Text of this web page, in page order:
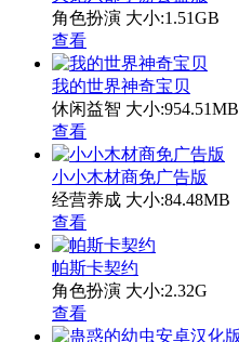
角色扮演 大小:1.51GB
查看
我的世界神奇宝贝
休闲益智 大小:954.51MB
查看
小小木材商免广告版
经营养成 大小:84.48MB
查看
帕斯卡契约
角色扮演 大小:2.32G
查看